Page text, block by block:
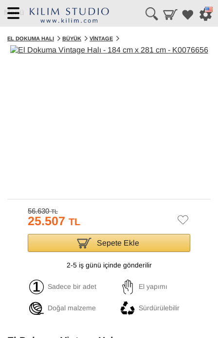
Menü
EL DOKUMA HALI BÜYÜK VINTAGE
56.630TL
25.507 TL
Sepete Ekle
2-5 iş günü içinde gönderilir
Sadece bir adet El yapımı
Doğal malzeme Sürdürülebilir